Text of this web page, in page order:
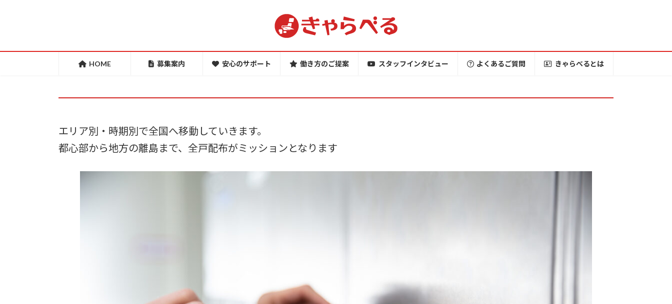
ン
ー
HOME 募集案内 安心のサポート 働き方のご提案 スタッフインタビュー よくあるご質問 きゃらべるとは
エリア別・時期別で全国へ移動していきます。
都心部から地方の離島まで、全戸配布がミッションとなります